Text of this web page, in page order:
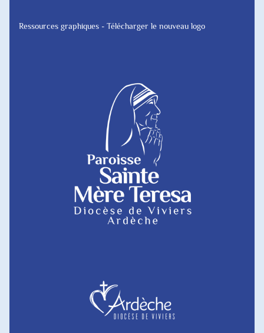
Ressources graphiques - Télécharger le nouveau logo